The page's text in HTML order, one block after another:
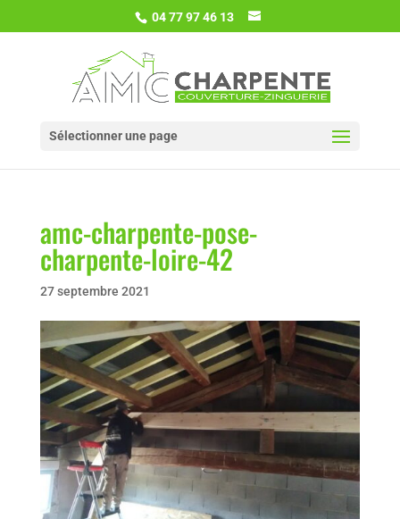
04 77 97 46 13
Sélectionner une page
amc-charpente-pose-
charpente-loire-42
27 septembre 2021